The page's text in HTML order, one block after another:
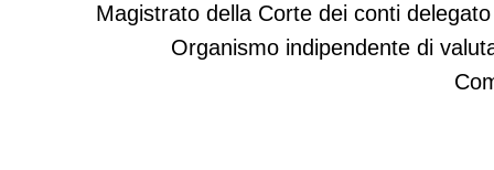
Magistrato della Corte dei conti
Organismo indipendente di